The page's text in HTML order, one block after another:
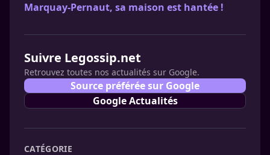
Marquay-Pernaut, sa maison est hantée !
Suivre Legossip.net
Retrouvez toutes nos actualités sur Google.
Source préférée sur Google
Google Actualités
CATÉGORIE